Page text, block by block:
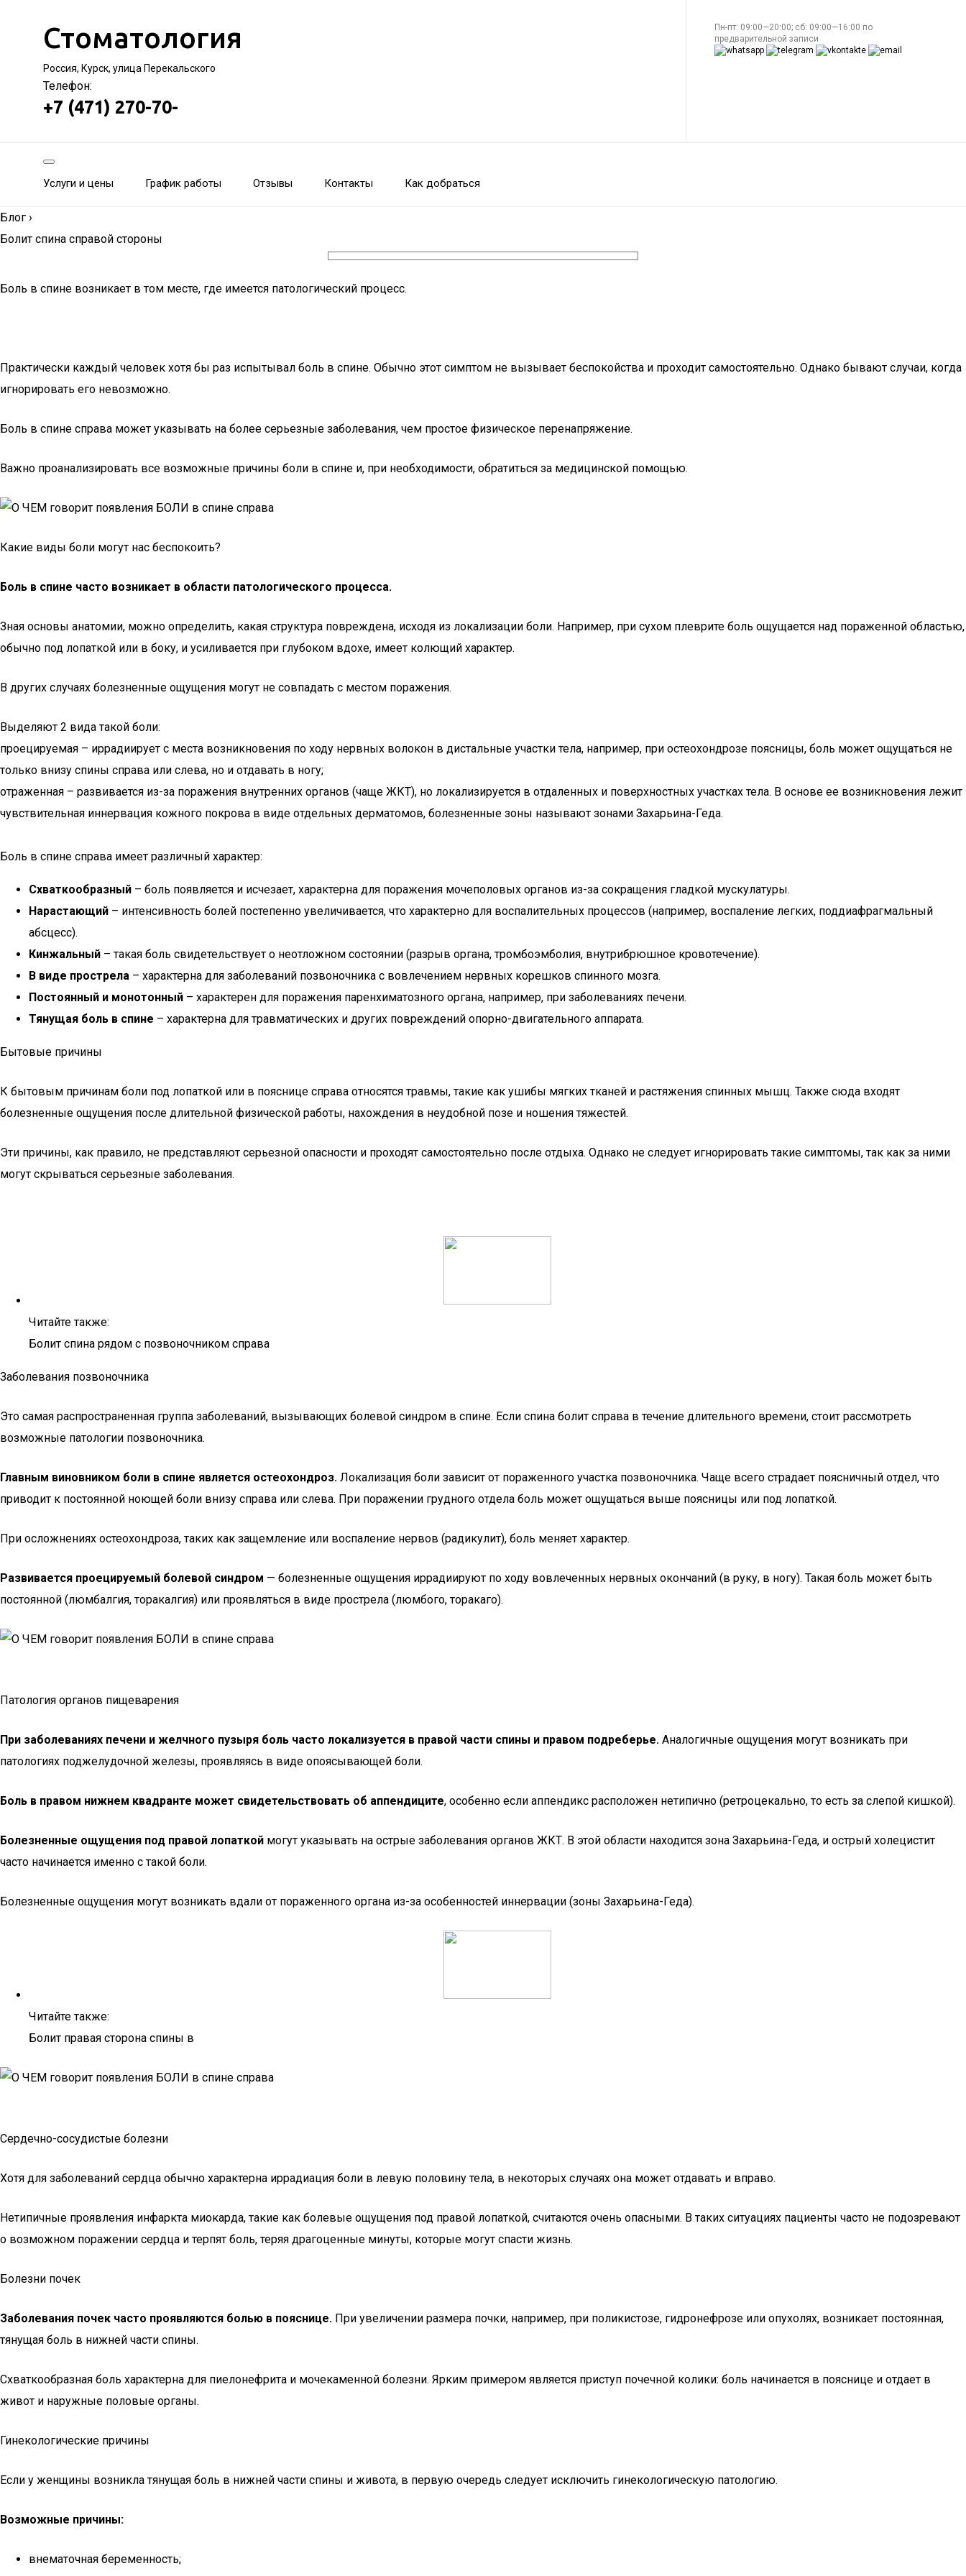
Стоматология
Россия, Курск, улица Перекальского
Телефон:
+7 (471) 270-70-
Пн-пт: 09:00—20:00; сб: 09:00—16:00 по
предварительной записи
Услуги и цены График работы Отзывы Контакты Как добраться
Блог ›
Болит спина справой стороны
Боль в спине возникает в том месте, где имеется патологический процесс.
Практически каждый человек хотя бы раз испытывал боль в спине. Обычно этот симптом не вызывает беспокойства и проходит самостоятельно. Однако бывают случаи, когда
игнорировать его невозможно.
Боль в спине справа может указывать на более серьезные заболевания, чем простое физическое перенапряжение.
Важно проанализировать все возможные причины боли в спине и, при необходимости, обратиться за медицинской помощью.
Какие виды боли могут нас беспокоить?
Боль в спине часто возникает в области патологического процесса.
Зная основы анатомии, можно определить, какая структура повреждена, исходя из локализации боли. Например, при сухом плеврите боль ощущается над пораженной областью,
обычно под лопаткой или в боку, и усиливается при глубоком вдохе, имеет колющий характер.
В других случаях болезненные ощущения могут не совпадать с местом поражения.
Выделяют 2 вида такой боли:
проецируемая – иррадиирует с места возникновения по ходу нервных волокон в дистальные участки тела, например, при остеохондрозе поясницы, боль может ощущаться не
только внизу спины справа или слева, но и отдавать в ногу;
отраженная – развивается из-за поражения внутренних органов (чаще ЖКТ), но локализируется в отдаленных и поверхностных участках тела. В основе ее возникновения лежит
чувствительная иннервация кожного покрова в виде отдельных дерматомов, болезненные зоны называют зонами Захарьина-Геда.
Боль в спине справа имеет различный характер:
Схваткообразный – боль появляется и исчезает, характерна для поражения мочеполовых органов из-за сокращения гладкой мускулатуры.
Нарастающий – интенсивность болей постепенно увеличивается, что характерно для воспалительных процессов (например, воспаление легких, поддиафрагмальный
абсцесс).
Кинжальный – такая боль свидетельствует о неотложном состоянии (разрыв органа, тромбоэмболия, внутрибрюшное кровотечение).
В виде прострела – характерна для заболеваний позвоночника с вовлечением нервных корешков спинного мозга.
Постоянный и монотонный – характерен для поражения паренхиматозного органа, например, при заболеваниях печени.
Тянущая боль в спине – характерна для травматических и других повреждений опорно-двигательного аппарата.
Бытовые причины
К бытовым причинам боли под лопаткой или в пояснице справа относятся травмы, такие как ушибы мягких тканей и растяжения спинных мышц. Также сюда входят
болезненные ощущения после длительной физической работы, нахождения в неудобной позе и ношения тяжестей.
Эти причины, как правило, не представляют серьезной опасности и проходят самостоятельно после отдыха. Однако не следует игнорировать такие симптомы, так как за ними
могут скрываться серьезные заболевания.
Читайте также:
Болит спина рядом с позвоночником справа
Заболевания позвоночника
Это самая распространенная группа заболеваний, вызывающих болевой синдром в спине. Если спина болит справа в течение длительного времени, стоит рассмотреть
возможные патологии позвоночника.
Главным виновником боли в спине является остеохондроз. Локализация боли зависит от пораженного участка позвоночника. Чаще всего страдает поясничный отдел, что
приводит к постоянной ноющей боли внизу справа или слева. При поражении грудного отдела боль может ощущаться выше поясницы или под лопаткой.
При осложнениях остеохондроза, таких как защемление или воспаление нервов (радикулит), боль меняет характер.
Развивается проецируемый болевой синдром — болезненные ощущения иррадиируют по ходу вовлеченных нервных окончаний (в руку, в ногу). Такая боль может быть
постоянной (люмбалгия, торакалгия) или проявляться в виде прострела (люмбого, торакаго).
Патология органов пищеварения
При заболеваниях печени и желчного пузыря боль часто локализуется в правой части спины и правом подреберье. Аналогичные ощущения могут возникать при
патологиях поджелудочной железы, проявляясь в виде опоясывающей боли.
Боль в правом нижнем квадранте может свидетельствовать об аппендиците, особенно если аппендикс расположен нетипично (ретроцекально, то есть за слепой кишкой).
Болезненные ощущения под правой лопаткой могут указывать на острые заболевания органов ЖКТ. В этой области находится зона Захарьина-Геда, и острый холецистит
часто начинается именно с такой боли.
Болезненные ощущения могут возникать вдали от пораженного органа из-за особенностей иннервации (зоны Захарьина-Геда).
Читайте также:
Болит правая сторона спины в
Сердечно-сосудистые болезни
Хотя для заболеваний сердца обычно характерна иррадиация боли в левую половину тела, в некоторых случаях она может отдавать и вправо.
Нетипичные проявления инфаркта миокарда, такие как болевые ощущения под правой лопаткой, считаются очень опасными. В таких ситуациях пациенты часто не подозревают
о возможном поражении сердца и терпят боль, теряя драгоценные минуты, которые могут спасти жизнь.
Болезни почек
Заболевания почек часто проявляются болью в пояснице. При увеличении размера почки, например, при поликистозе, гидронефрозе или опухолях, возникает постоянная,
тянущая боль в нижней части спины.
Схваткообразная боль характерна для пиелонефрита и мочекаменной болезни. Ярким примером является приступ почечной колики: боль начинается в пояснице и отдает в
живот и наружные половые органы.
Гинекологические причины
Если у женщины возникла тянущая боль в нижней части спины и живота, в первую очередь следует исключить гинекологическую патологию.
Возможные причины:
внематочная беременность;